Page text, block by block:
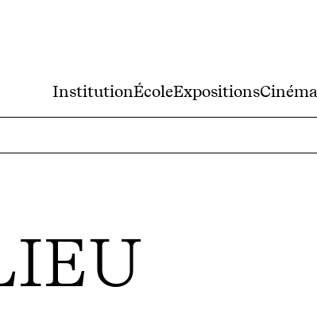
InstitutionÉcoleExpositionsCinéma